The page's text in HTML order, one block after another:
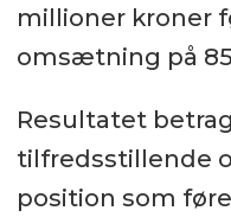
millioner kroner
omsætning på
Resultatet
tilfredsstillende
position som